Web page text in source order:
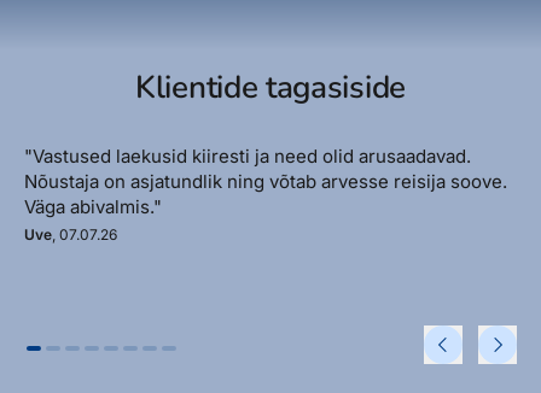
Klientide tagasiside
"Vastused laekusid kiiresti ja need olid arusaadavad.
Nõustaja on asjatundlik ning võtab arvesse reisija soove.
Väga abivalmis."
Uve, 07.07.26